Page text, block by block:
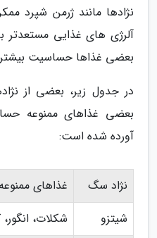
نژادها مانند ژرمن شپرد
آلرژی های غذایی مستعدتر
بعضی غذاها حساسیت
در جدول زیر، بعضی از
بعضی غذاهای ممنوعه
آورده شده است:
نژاد سگ
غذاهای
شیتزو
شکلات،